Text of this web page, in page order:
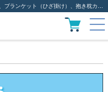
オリジナルステッカーの印刷・作成について｜オリジナルタオル、ブランケット（ひざ掛け）、抱き枕カバーなどオリジナルグッズ作成は電脳プリント